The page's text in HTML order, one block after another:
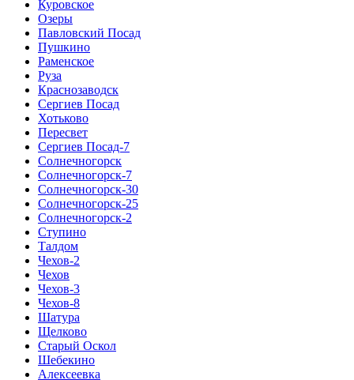
Куровское
Озеры
Павловский Посад
Пушкино
Раменское
Руза
Краснозаводск
Сергиев Посад
Хотьково
Пересвет
Сергиев Посад-7
Солнечногорск
Солнечногорск-7
Солнечногорск-30
Солнечногорск-25
Солнечногорск-2
Ступино
Талдом
Чехов-2
Чехов
Чехов-3
Чехов-8
Шатура
Щелково
Старый Оскол
Шебекино
Алексеевка